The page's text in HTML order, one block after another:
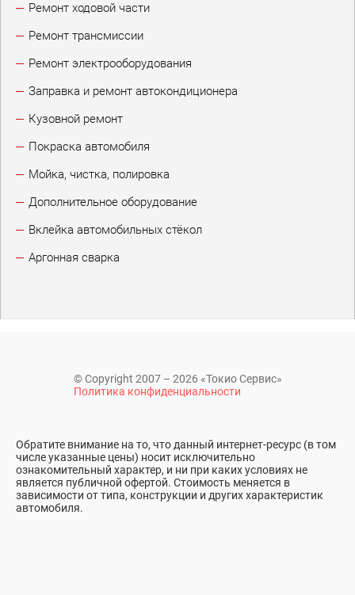
Ремонт ходовой части
Ремонт трансмиссии
Ремонт электрооборудования
Заправка и ремонт автокондиционера
Кузовной ремонт
Покраска автомобиля
Мойка, чистка, полировка
Дополнительное оборудование
Вклейка автомобильных стёкол
Аргонная сварка
© Copyright 2007 – 2026 «Токио Сервис»
Политика конфиденциальности
Обратите внимание на то, что данный интернет-ресурс (в том
числе указанные цены) носит исключительно
ознакомительный характер, и ни при каких условиях не
является публичной офертой. Стоимость меняется в
зависимости от типа, конструкции и других характеристик
автомобиля.